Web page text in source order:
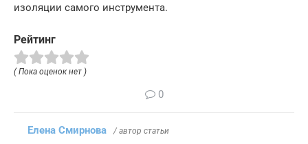
изоляции самого инструмента.
Рейтинг
( Пока оценок нет )
0
Елена Смирнова / автор статьи